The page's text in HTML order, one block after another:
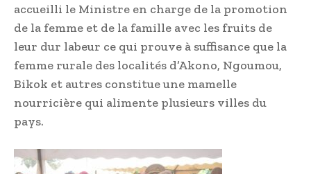
accueilli le Ministre en charge de la promotion
de la femme et de la famille avec les fruits de
leur dur labeur ce qui prouve à suffisance que la
femme rurale des localités d’Akono, Ngoumou,
Bikok et autres constitue une mamelle
nourricière qui alimente plusieurs villes du
pays.